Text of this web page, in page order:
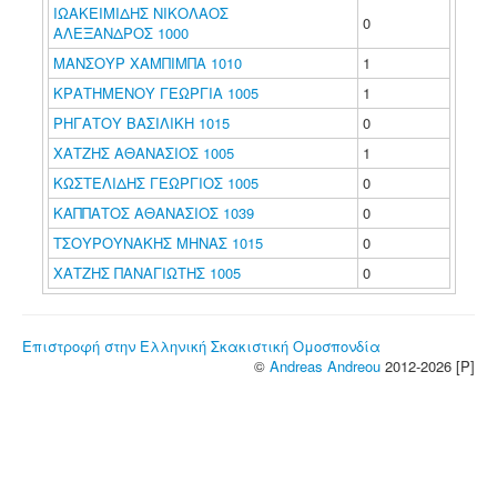
ΙΩΑΚΕΙΜΙΔΗΣ ΝΙΚΟΛΑΟΣ
ΑΛΕΞΑΝΔΡΟΣ 1000
0
ΜΑΝΣΟΥΡ ΧΑΜΠΙΜΠΑ 1010
1
ΚΡΑΤΗΜΕΝΟΥ ΓΕΩΡΓΙΑ 1005
1
ΡΗΓΑΤΟΥ ΒΑΣΙΛΙΚΗ 1015
0
ΧΑΤΖΗΣ ΑΘΑΝΑΣΙΟΣ 1005
1
ΚΩΣΤΕΛΙΔΗΣ ΓΕΩΡΓΙΟΣ 1005
0
ΚΑΠΠΑΤΟΣ ΑΘΑΝΑΣΙΟΣ 1039
0
ΤΣΟΥΡΟΥΝΑΚΗΣ ΜΗΝΑΣ 1015
0
ΧΑΤΖΗΣ ΠΑΝΑΓΙΩΤΗΣ 1005
0
Επιστροφή στην Ελληνική Σκακιστική Ομοσπονδία
© Andreas Andreou 2012-2026 [P]